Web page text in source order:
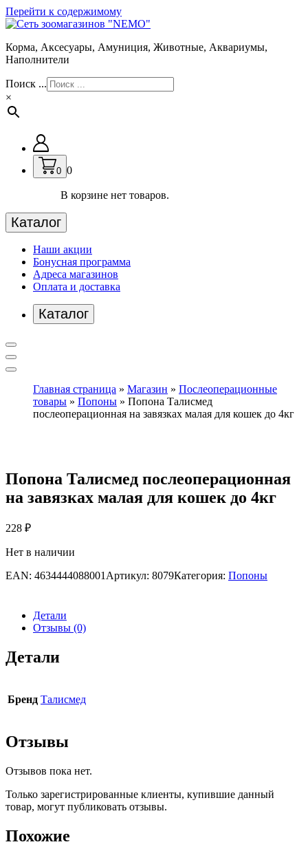
Перейти к содержимому
Корма, Аксесуары, Амуниция, Животные, Аквариумы,
Наполнители
Поиск ...
×
0 0
В корзине нет товаров.
Каталог
Наши акции
Бонусная программа
Адреса магазинов
Оплата и доставка
Каталог
Главная страница » Магазин » Послеоперационные
товары » Попоны » Попона Талисмед
послеоперационная на завязках малая для кошек до 4кг
Попона Талисмед послеоперационная
на завязках малая для кошек до 4кг
228 ₽
Нет в наличии
EAN: 4634444088001Артикул: 8079Категория: Попоны
Детали
Отзывы (0)
Детали
Бренд Талисмед
Отзывы
Отзывов пока нет.
Только зарегистрированные клиенты, купившие данный
товар, могут публиковать отзывы.
Похожие